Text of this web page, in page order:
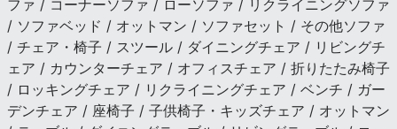
ファ / コーナーソファ / ローソファ / リクライニングソファ
/ ソファベッド / オットマン / ソファセット / その他ソファ
/ チェア・椅子 / スツール / ダイニングチェア / リビングチ
ェア / カウンターチェア / オフィスチェア / 折りたたみ椅子
/ ロッキングチェア / リクライニングチェア / ベンチ / ガー
デンチェア / 座椅子 / 子供椅子・キッズチェア / オットマン